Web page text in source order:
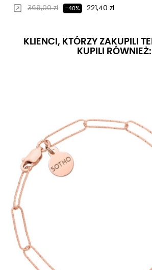
Regularna cena
369,00 zł -40% Cena
221,40 zł
KLIENCI, KTÓRZY ZAKUPILI
KUPILI RÓWNIEŻ: